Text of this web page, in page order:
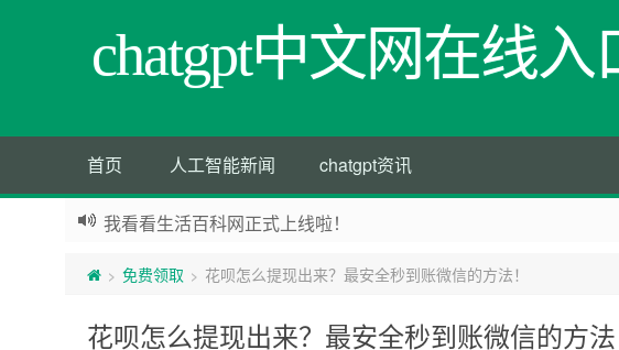
chatgpt中文网在线
首页 人工智能新闻 chatgpt资讯
我看看生活百科网正式上线啦！
> 免费领取 > 花呗怎么提现出来？最安全秒到账微信的方法！
花呗怎么提现出来？最安全秒到账微信的方法